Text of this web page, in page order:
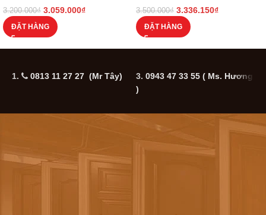
3.200.000₫ 3.059.000₫
ĐẶT HÀNG
3.500.000₫ 3.336.150₫
ĐẶT HÀNG
1. 0813 11 27 27 (Mr Tây) 3. 0943 47 33 55 ( Ms. Hương
)